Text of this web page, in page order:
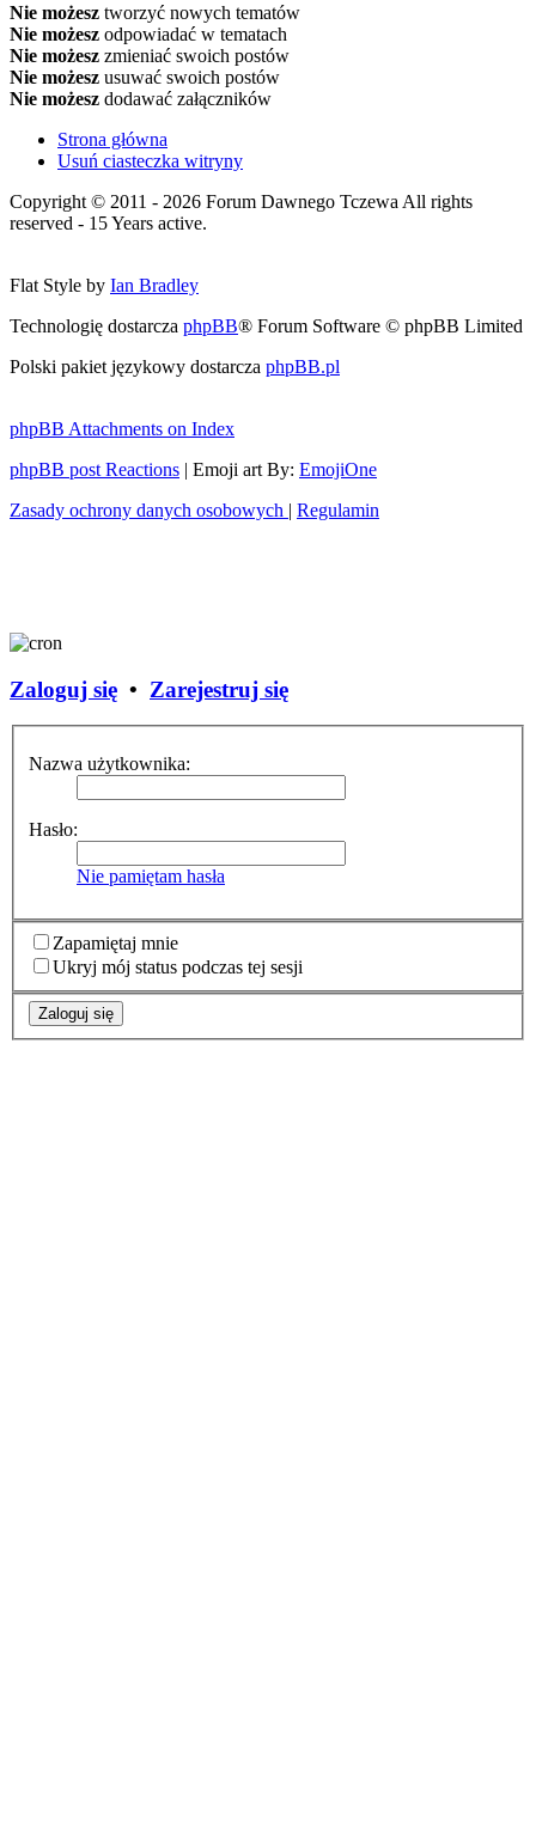
Nie możesz tworzyć nowych tematów
Nie możesz odpowiadać w tematach
Nie możesz zmieniać swoich postów
Nie możesz usuwać swoich postów
Nie możesz dodawać załączników
Strona główna
Usuń ciasteczka witryny
Copyright © 2011 - 2026 Forum Dawnego Tczewa All rights
reserved - 15 Years active.
Flat Style by Ian Bradley
Technologię dostarcza phpBB® Forum Software © phpBB Limited
Polski pakiet językowy dostarcza phpBB.pl
phpBB Attachments on Index
phpBB post Reactions | Emoji art By: EmojiOne
Zasady ochrony danych osobowych | Regulamin
Zaloguj się • Zarejestruj się
Nazwa użytkownika:
Hasło:
Nie pamiętam hasła
Zapamiętaj mnie
Ukryj mój status podczas tej sesji